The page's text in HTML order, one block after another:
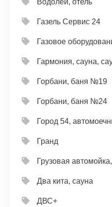
Водолей, отель
Газель Сервис 24
Газовое
Гармония, сауна,
Горбани, баня №19
Горбани, баня №24
Город 54,
Гранд
Грузовая
Два кита, сауна
ДВС+